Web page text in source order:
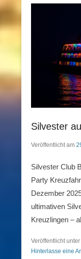
Silvester
Veröffentlicht am
Silvester Club
Party
Dezember
ultimativen
Kreuzlingen –
Veröffentlicht unter
Hinterlasse eine